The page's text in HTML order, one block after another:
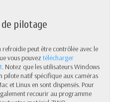
pilotage
peut être contrôlée avec le
vous pouvez télécharger
. Notez que les utilisateurs Windows
pilote natif spécifique aux caméras
et Linux en sont dispensés. Pour
recourir au programme